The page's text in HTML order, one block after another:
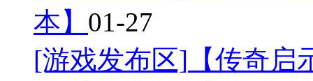
本】 01-27
[游戏发布区] 【传奇